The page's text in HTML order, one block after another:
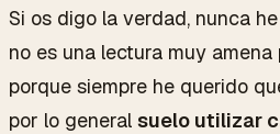
Si os digo la verdad, nunca
no es una lectura muy
porque siempre he querido
por lo general suelo utilizar